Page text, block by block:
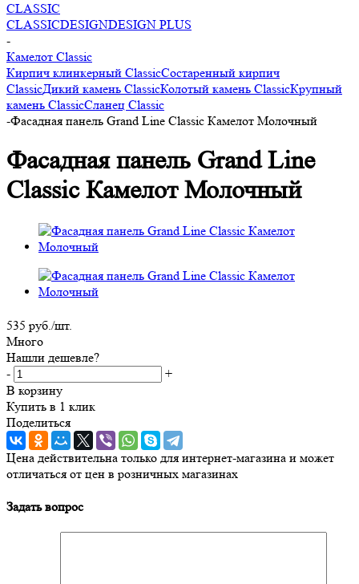
CLASSIC
CLASSICDESIGNDESIGN PLUS
-
Камелот Classic
Кирпич клинкерный ClassicСостаренный кирпич
ClassicДикий камень ClassicКолотый камень ClassicКрупный
камень ClassicСланец Classic
-Фасадная панель Grand Line Classic Камелот Молочный
Фасадная панель Grand Line
Classic Камелот Молочный
535 руб./шт.
Много
Нашли дешевле?
-
+
В корзину
Купить в 1 клик
Поделиться
Цена действительна только для интернет-магазина и может
отличаться от цен в розничных магазинах
Задать вопрос